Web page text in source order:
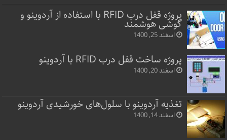
پروژه قفل‌ درب RFID با استفاده از آردوینو و
گوشی هوشمند
اسفند 25, 1400
پروژه ساخت قفل‌ درب RFID با آردوینو
اسفند 20, 1400
تغذیه آردوینو با سلول‌های خورشیدی آردوینو
اسفند 14, 1400